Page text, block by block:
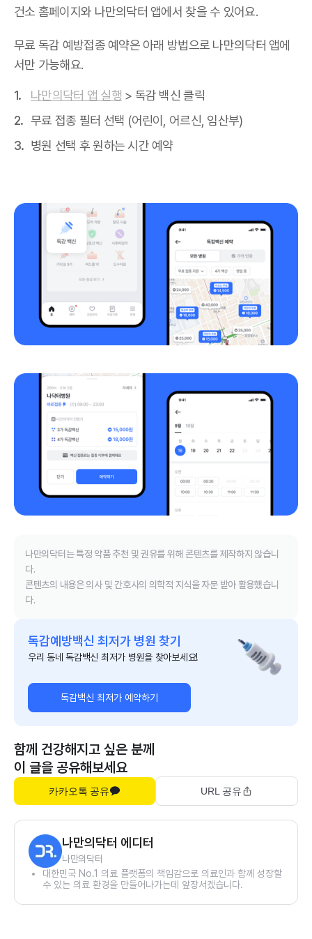
건소 홈페이지와 나만의닥터 앱에서 찾을 수 있어요.
무료 독감 예방접종 예약은 아래 방법으로 나만의닥터 앱에
서만 가능해요.
나만의닥터 앱 실행 > 독감 백신 클릭
무료 접종 필터 선택 (어린이, 어르신, 임산부)
병원 선택 후 원하는 시간 예약
나만의닥터는 특정 약품 추천 및 권유를 위해 콘텐츠를 제작하지 않습니
다.
콘텐츠의 내용은 의사 및 간호사의 의학적 지식을 자문 받아 활용했습니
다.
독감예방백신 최저가 병원 찾기
우리 동네 독감백신 최저가 병원을 찾아보세요!
독감백신 최저가 예약하기
함께 건강해지고 싶은 분께
이 글을 공유해보세요
카카오톡 공유 URL 공유
나만의닥터 에디터
나만의닥터
대한민국 No.1 의료 플랫폼의 책임감으로 의료인과 함께 성장할
수 있는 의료 환경을 만들어나가는데 앞장서겠습니다.